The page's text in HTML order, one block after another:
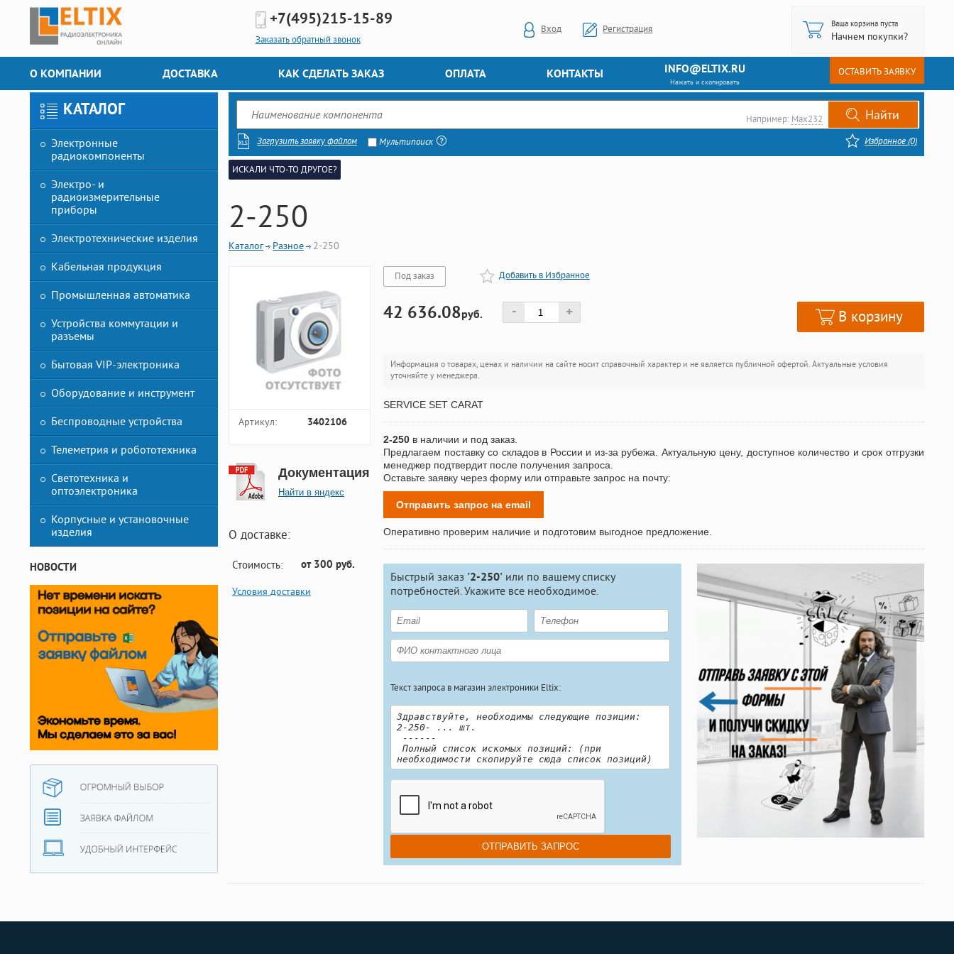
+7(495)215-15-89
Заказать обратный звонок
Вход Регистрация
Ваша корзина пуста
Начнем покупки?
О КОМПАНИИ ДОСТАВКА КАК СДЕЛАТЬ ЗАКАЗ ОПЛАТА КОНТАКТЫ INFO@ELTIX.RU
Нажать и скопировать
ОСТАВИТЬ ЗАЯВКУ
КАТАЛОГ
Электронные
радиокомпоненты
Электро- и
радиоизмерительные
приборы
Электротехнические изделия
Кабельная продукция
Промышленная автоматика
Устройства коммутации и
разъемы
Бытовая VIP-электроника
Оборудование и инструмент
Беспроводные устройства
Телеметрия и робототехника
Светотехника и
оптоэлектроника
Корпусные и установочные
изделия
НОВОСТИ
Например: Max232
Загрузить заявку файлом Мультипоиск Избранное (0)
ИСКАЛИ ЧТО-ТО ДРУГОЕ?
2-250
Каталог Разное 2-250
Под заказ Добавить в Избранное
42 636.08руб. - + В корзину
Информация о товарах, ценах и наличии на сайте носит справочный характер и не является публичной офертой. Актуальные условия
уточняйте у менеджера.
SERVICE SET CARAT
2-250 в наличии и под заказ.
Предлагаем поставку со складов в России и из-за рубежа. Актуальную цену, доступное количество и срок отгрузки
менеджер подтвердит после получения запроса.
Оставьте заявку через форму или отправьте запрос на почту:
Отправить запрос на email
Оперативно проверим наличие и подготовим выгодное предложение.
Быстрый заказ '2-250' или по вашему списку
потребностей. Укажите все необходимое.
Текст запроса в магазин электроники Eltix:
Артикул: 3402106
Документация
Найти в яндекс
О доставке:
Стоимость: от 300 руб.
Условия доставки